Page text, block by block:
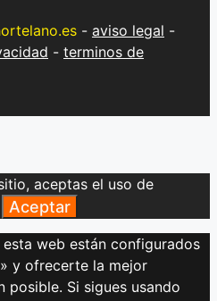
- aviso legal -
- terminos de
aceptas el uso de
Aceptar
web están configurados
y ofrecerte la mejor
posible. Si sigues usando